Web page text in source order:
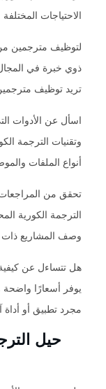
الاحتياجات
لتوظيف مترجمين
ذوي خبرة في
تريد توظيف
اسأل عن الأدوات
وتقنيات الترجمة
أنواع الملفات
تحقق من
الترجمة الكورية
وصف المشاريع ذات
هل تتساءل عن
يوفر أسعارًا
مجرد تطبيق أو أداة
حيل